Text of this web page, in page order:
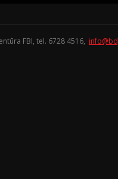
FBI, tel. 6728 4516,